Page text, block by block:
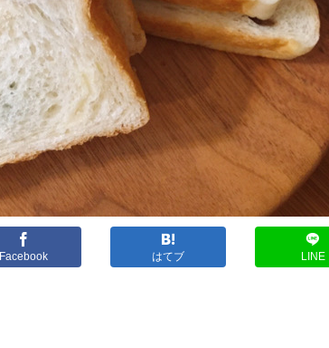
Facebook はてブ LINE